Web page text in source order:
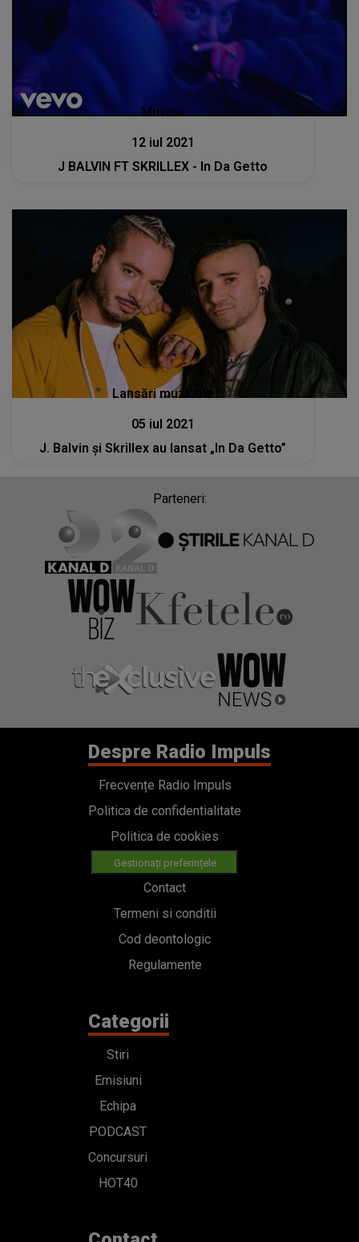
Muzica
12 iul 2021
J BALVIN FT SKRILLEX - In Da Getto
Lansări muzicale
05 iul 2021
J. Balvin și Skrillex au lansat „In Da Getto”
Parteneri:
Despre Radio Impuls
Frecvențe Radio Impuls
Politica de confidentialitate
Politica de cookies
Gestionați preferințele
Contact
Termeni si conditii
Cod deontologic
Regulamente
Categorii
Stiri
Emisiuni
Echipa
PODCAST
Concursuri
HOT40